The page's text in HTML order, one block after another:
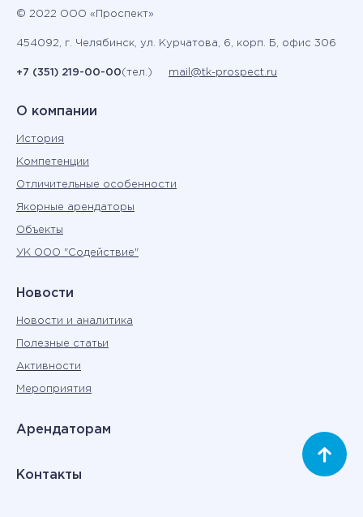
© 2022 ООО «Проспект»
454092, г. Челябинск, ул. Курчатова, 6, корп. Б, офис 306
+7 (351) 219-00-00(тел.) mail@tk-prospect.ru
О компании
История
Компетенции
Отличительные особенности
Якорные арендаторы
Объекты
УК ООО "Содействие"
Новости
Новости и аналитика
Полезные статьи
Активности
Мероприятия
Арендаторам
Контакты